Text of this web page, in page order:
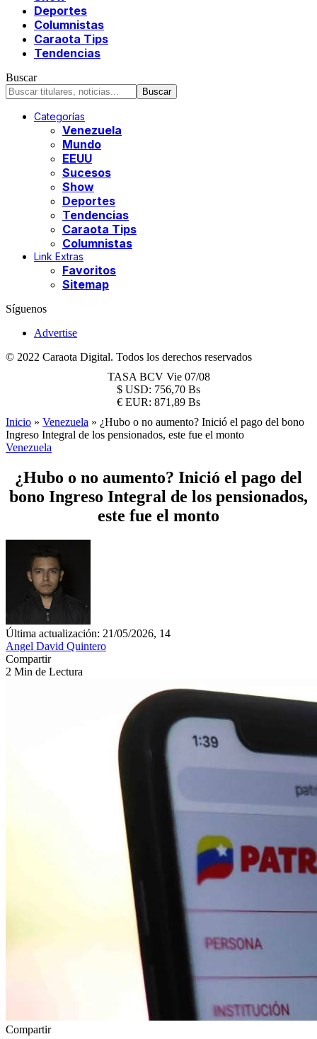
Deportes
Columnistas
Caraota Tips
Tendencias
Buscar
Categorías
Venezuela
Mundo
EEUU
Sucesos
Show
Deportes
Tendencias
Caraota Tips
Columnistas
Link Extras
Favoritos
Sitemap
Síguenos
Advertise
© 2022 Caraota Digital. Todos los derechos reservados
TASA BCV Vie 07/08
$ USD: 756,70 Bs
€ EUR: 871,89 Bs
Inicio » Venezuela » ¿Hubo o no aumento? Inició el pago del bono
Ingreso Integral de los pensionados, este fue el monto
Venezuela
¿Hubo o no aumento? Inició el pago del
bono Ingreso Integral de los pensionados,
este fue el monto
Última actualización: 21/05/2026, 14
Angel David Quintero
Compartir
2 Min de Lectura
Compartir